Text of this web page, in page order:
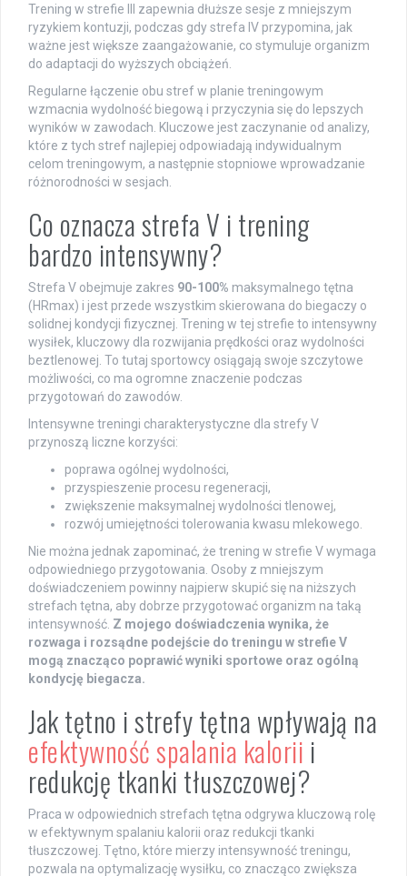
Trening w strefie III zapewnia dłuższe sesje z mniejszym
ryzykiem kontuzji, podczas gdy strefa IV przypomina, jak
ważne jest większe zaangażowanie, co stymuluje organizm
do adaptacji do wyższych obciążeń.
Regularne łączenie obu stref w planie treningowym
wzmacnia wydolność biegową i przyczynia się do lepszych
wyników w zawodach. Kluczowe jest zaczynanie od analizy,
które z tych stref najlepiej odpowiadają indywidualnym
celom treningowym, a następnie stopniowe wprowadzanie
różnorodności w sesjach.
Co oznacza strefa V i trening
bardzo intensywny?
Strefa V obejmuje zakres 90-100% maksymalnego tętna
(HRmax) i jest przede wszystkim skierowana do biegaczy o
solidnej kondycji fizycznej. Trening w tej strefie to intensywny
wysiłek, kluczowy dla rozwijania prędkości oraz wydolności
beztlenowej. To tutaj sportowcy osiągają swoje szczytowe
możliwości, co ma ogromne znaczenie podczas
przygotowań do zawodów.
Intensywne treningi charakterystyczne dla strefy V
przynoszą liczne korzyści:
poprawa ogólnej wydolności,
przyspieszenie procesu regeneracji,
zwiększenie maksymalnej wydolności tlenowej,
rozwój umiejętności tolerowania kwasu mlekowego.
Nie można jednak zapominać, że trening w strefie V wymaga
odpowiedniego przygotowania. Osoby z mniejszym
doświadczeniem powinny najpierw skupić się na niższych
strefach tętna, aby dobrze przygotować organizm na taką
intensywność. Z mojego doświadczenia wynika, że
rozwaga i rozsądne podejście do treningu w strefie V
mogą znacząco poprawić wyniki sportowe oraz ogólną
kondycję biegacza.
Jak tętno i strefy tętna wpływają na
efektywność spalania kalorii i
redukcję tkanki tłuszczowej?
Praca w odpowiednich strefach tętna odgrywa kluczową rolę
w efektywnym spalaniu kalorii oraz redukcji tkanki
tłuszczowej. Tętno, które mierzy intensywność treningu,
pozwala na optymalizację wysiłku, co znacząco zwiększa